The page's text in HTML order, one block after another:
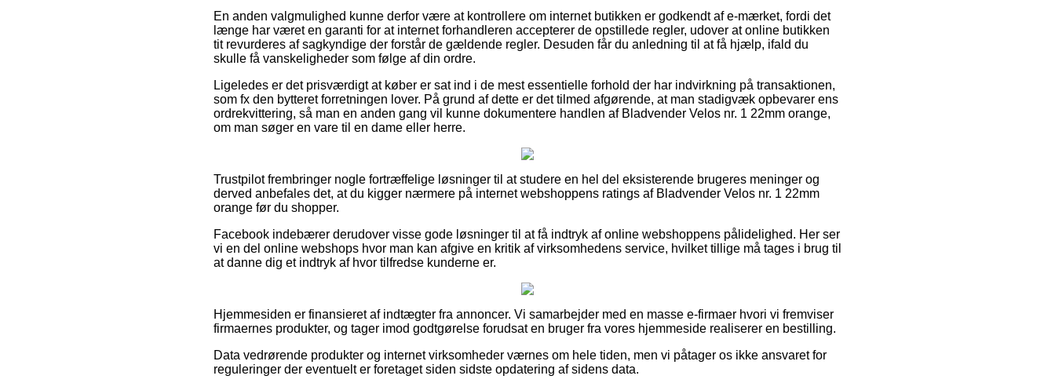
En anden valgmulighed kunne derfor være at kontrollere om internet butikken er godkendt af e-mærket, fordi det
længe har været en garanti for at internet forhandleren accepterer de opstillede regler, udover at online butikken
tit revurderes af sagkyndige der forstår de gældende regler. Desuden får du anledning til at få hjælp, ifald du
skulle få vanskeligheder som følge af din ordre.
Ligeledes er det prisværdigt at køber er sat ind i de mest essentielle forhold der har indvirkning på transaktionen,
som fx den bytteret forretningen lover. På grund af dette er det tilmed afgørende, at man stadigvæk opbevarer ens
ordrekvittering, så man en anden gang vil kunne dokumentere handlen af Bladvender Velos nr. 1 22mm orange,
om man søger en vare til en dame eller herre.
Trustpilot frembringer nogle fortræffelige løsninger til at studere en hel del eksisterende brugeres meninger og
derved anbefales det, at du kigger nærmere på internet webshoppens ratings af Bladvender Velos nr. 1 22mm
orange før du shopper.
Facebook indebærer derudover visse gode løsninger til at få indtryk af online webshoppens pålidelighed. Her ser
vi en del online webshops hvor man kan afgive en kritik af virksomhedens service, hvilket tillige må tages i brug til
at danne dig et indtryk af hvor tilfredse kunderne er.
Hjemmesiden er finansieret af indtægter fra annoncer. Vi samarbejder med en masse e-firmaer hvori vi fremviser
firmaernes produkter, og tager imod godtgørelse forudsat en bruger fra vores hjemmeside realiserer en bestilling.
Data vedrørende produkter og internet virksomheder værnes om hele tiden, men vi påtager os ikke ansvaret for
reguleringer der eventuelt er foretaget siden sidste opdatering af sidens data.